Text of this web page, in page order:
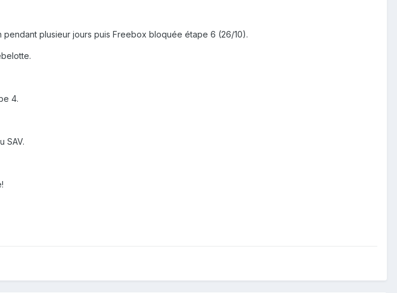
plusieur jours puis Freebox bloquée étape 6 (26/10).
4.
SAV.